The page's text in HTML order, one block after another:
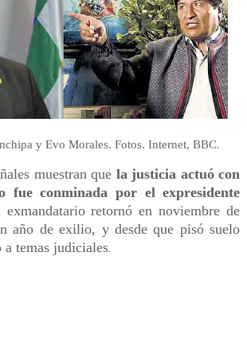
y Evo Morales. Fotos. Internet, BBC.
muestran que la justicia actuó con
fue conminada por el expresidente
retornó en noviembre de
año de exilio, y desde que pisó suelo
temas judiciales.